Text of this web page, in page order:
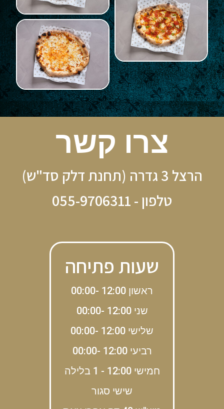
צרו קשר
הרצל 3 גדרה (תחנת דלק סד"ש)
טלפון - 055-9706311
שעות פתיחה
ראשון 12:00 -00:00
שני 12:00 -00:00
שלישי 12:00 -00:00
רביעי 12:00 -00:00
חמישי 12:00 - 1 בלילה
שישי סגור